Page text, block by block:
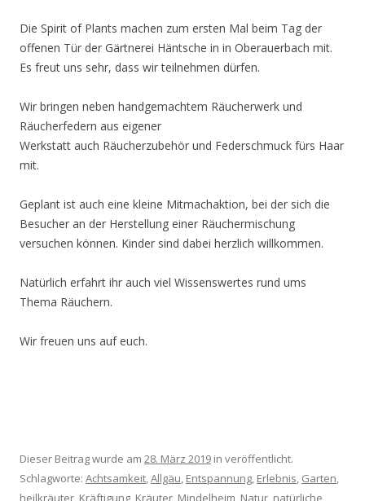
Die Spirit of Plants machen zum ersten Mal beim Tag der
offenen Tür der Gärtnerei Häntsche in in Oberauerbach mit.
Es freut uns sehr, dass wir teilnehmen dürfen.
Wir bringen neben handgemachtem Räucherwerk und
Räucherfedern aus eigener
Werkstatt auch Räucherzubehör und Federschmuck fürs Haar
mit.
Geplant ist auch eine kleine Mitmachaktion, bei der sich die
Besucher an der Herstellung einer Räuchermischung
versuchen können. Kinder sind dabei herzlich willkommen.
Natürlich erfahrt ihr auch viel Wissenswertes rund ums
Thema Räuchern.
Wir freuen uns auf euch.
Dieser Beitrag wurde am 28. März 2019 in veröffentlicht.
Schlagworte: Achtsamkeit,Allgäu, Entspannung, Erlebnis, Garten,
heilkräuter Kräftigung Kräuter Mindelheim Natur natürliche